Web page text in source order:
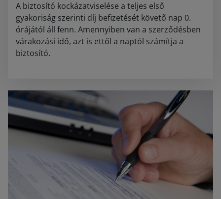
A biztosító kockázatviselése a teljes első
gyakoriság szerinti díj befizetését követő nap 0.
órájától áll fenn. Amennyiben van a szerződésben
várakozási idő, azt is ettől a naptól számítja a
biztosító.